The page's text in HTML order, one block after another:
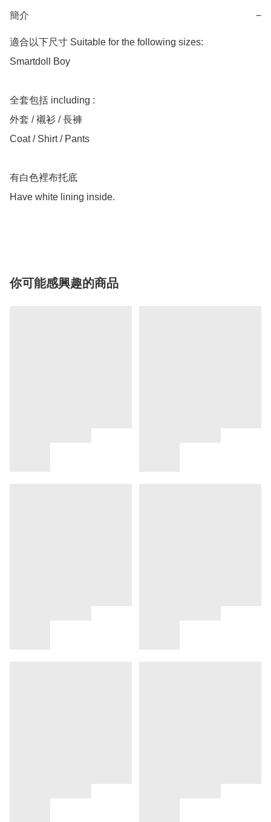
簡介 −
適合以下尺寸 Suitable for the following sizes:
Smartdoll Boy
全套包括 including :
外套 / 襯衫 / 長褲
Coat / Shirt / Pants
有白色裡布托底
Have white lining inside.
你可能感興趣的商品